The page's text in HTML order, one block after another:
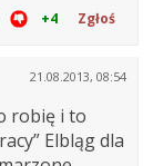
+4 Zgłoś
21.08.2013, 08:54
robię i to
Elbląg dla